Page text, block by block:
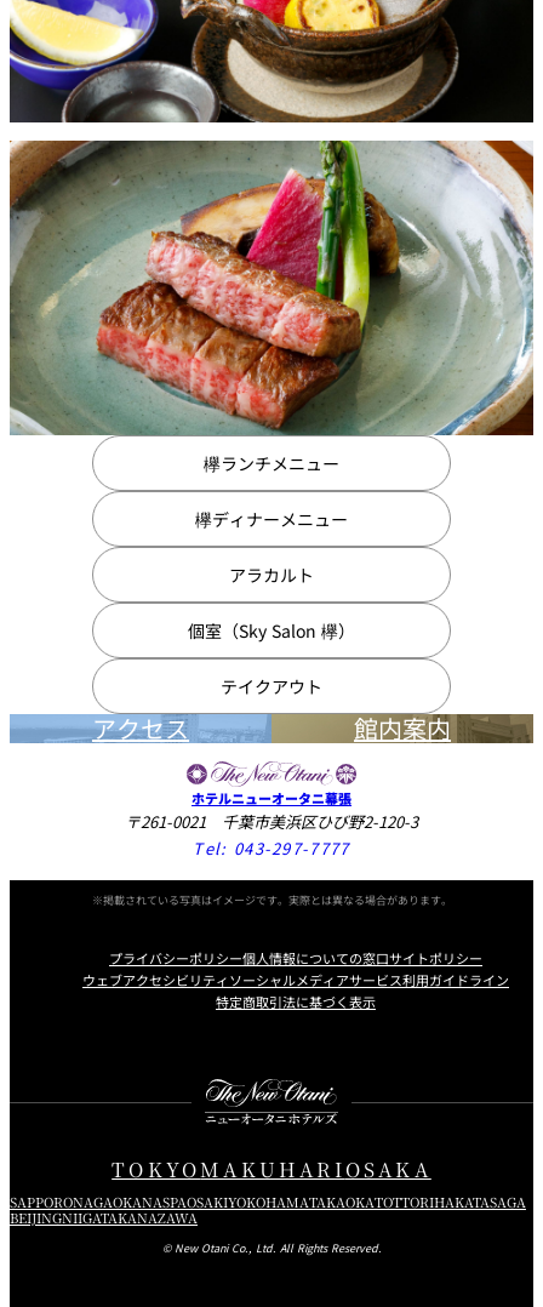
欅ランチメニュー
欅ディナーメニュー
アラカルト
個室（Sky Salon 欅）
テイクアウト
アクセス 館内案内
ホテルニューオータニ幕張
〒261-0021 千葉市美浜区ひび野2-120-3
Tel: 043-297-7777
※掲載されている写真はイメージです。実際とは異なる場合があります。
プライバシーポリシー個人情報についての窓口サイトポリシー
ウェブアクセシビリティソーシャルメディアサービス利用ガイドライン
特定商取引法に基づく表示
TOKYOMAKUHARIOSAKA
SAPPORONAGAOKANASPAOSAKIYOKOHAMATAKAOKATOTTORIHAKATASAGA
BEIJINGNIIGATAKANAZAWA
© New Otani Co., Ltd. All Rights Reserved.